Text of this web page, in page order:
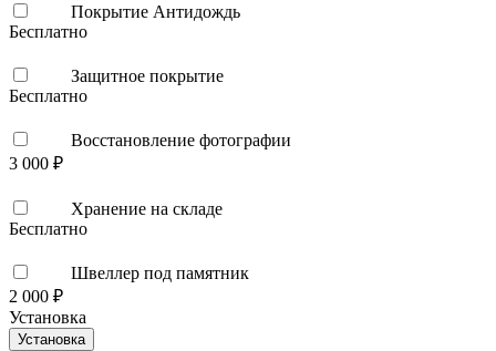
Покрытие Антидождь
Бесплатно
Защитное покрытие
Бесплатно
Восстановление фотографии
3 000 ₽
Хранение на складе
Бесплатно
Швеллер под памятник
2 000 ₽
Установка
Установка